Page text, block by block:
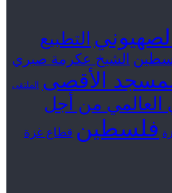
الصهيوني التطبيع
الشيخ عكرمة صبري
الأقصى الملتقى
العالمي من أجل
فلسطين قطاع غزة